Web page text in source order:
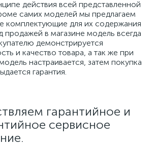
действия всей представленной
самих моделей мы предлагаем
комплектующие для их содержания
продажей в магазине модель всегда
демонстрируется
и качество товара, а так же при
настраивается, затем покупка
гарантия.
гарантийное и
сервисное